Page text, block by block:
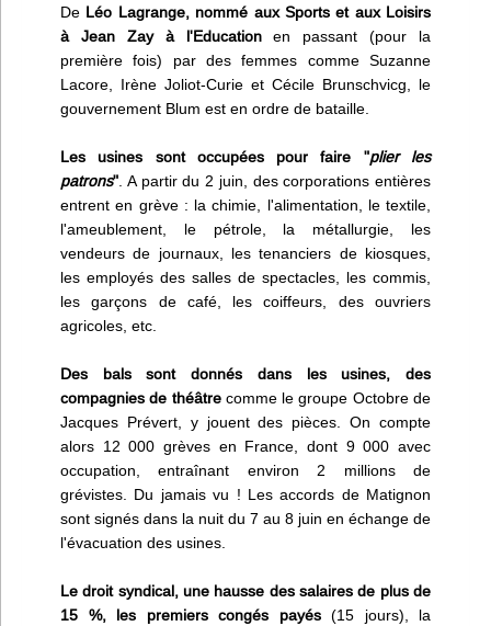
De Léo Lagrange, nommé aux Sports et aux Loisirs
à Jean Zay à l'Educationen passant (pour la
première fois) par des femmes comme Suzanne
Lacore, Irène Joliot-Curie et Cécile Brunschvicg, le
gouvernement Blum est en ordre de bataille.
Les usines sont occupées pour faire "plier les
patrons" . A partir du 2 juin, des corporations entières
entrent en grève : la chimie, l'alimentation, le textile,
l'ameublement, le pétrole, la métallurgie, les
vendeurs de journaux, les tenanciers de kiosques,
les employés des salles de spectacles, les commis,
les garçons de café, les coiffeurs, des ouvriers
agricoles, etc.
Des bals sont donnés dans les usines, des
compagnies de théâtrecomme le groupe Octobre de
Jacques Prévert, y jouent des pièces. On compte
alors 12 000 grèves en France, dont 9 000 avec
occupation, entraînant environ 2 millions de
grévistes. Du jamais vu ! Les accords de Matignon
sont signés dans la nuit du 7 au 8 juin en échange de
l'évacuation des usines.
Le droit syndical, une hausse des salaires de plus de
15 %, les premiers congés payés(15 jours), la